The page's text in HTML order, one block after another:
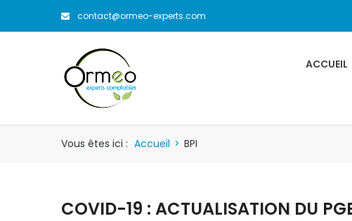
contact@ormeo-experts.com
ACCUEIL
Vous êtes ici : Accueil > BPI
COVID-19 : ACTUALISATION DU